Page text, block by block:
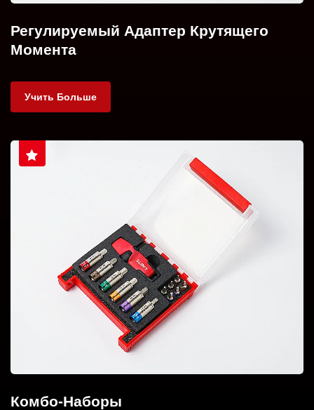
Регулируемый Адаптер Крутящего
Момента
Учить Больше
Комбо-Наборы